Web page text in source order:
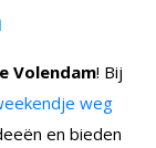
Volendam! Bij
weg
en bieden